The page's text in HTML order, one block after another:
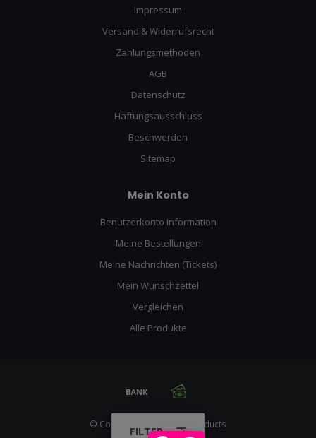
Impressum
Versand & Widerrufsrecht
Zahlungsmethoden
AGB
Datenschutz
Haftungsausschluss
Beschwerden
Sitemap
Mein Konto
Benutzerkonto Information
Meine Bestellungen
Meine Nachrichten (Tickets)
Mein Wunschzettel
Vergleichen
Alle Produkte
© Copyright 2026 Racing Products
FILTER